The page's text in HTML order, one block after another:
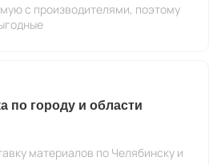
с производителями, поэтому
по городу и области
материалов по Челябинску и